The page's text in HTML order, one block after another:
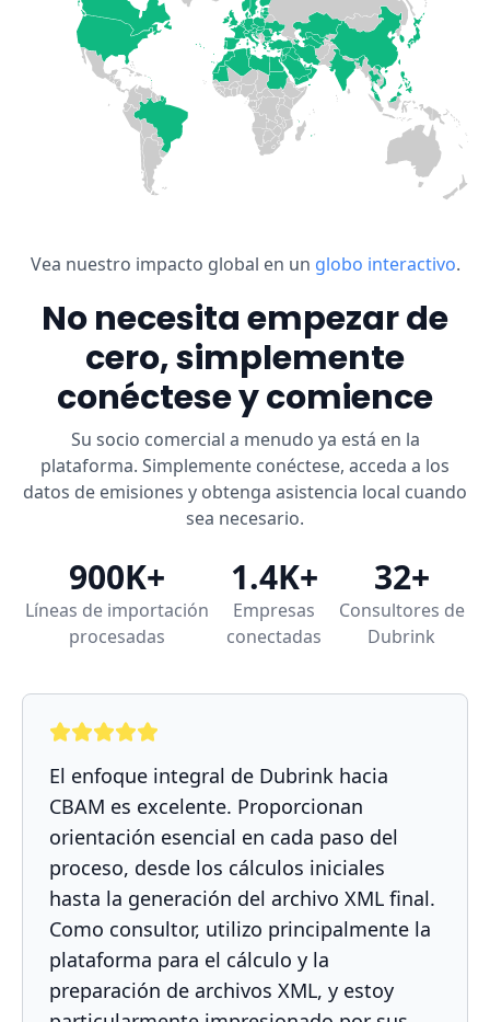
Vea nuestro impacto global en un globo interactivo.
No necesita empezar de
cero, simplemente
conéctese y comience
Su socio comercial a menudo ya está en la
plataforma. Simplemente conéctese, acceda a los
datos de emisiones y obtenga asistencia local cuando
sea necesario.
900K+
Líneas de importación
procesadas
1.4K+
Empresas
conectadas
32+
Consultores de
Dubrink
El enfoque integral de Dubrink hacia
CBAM es excelente. Proporcionan
orientación esencial en cada paso del
proceso, desde los cálculos iniciales
hasta la generación del archivo XML final.
Como consultor, utilizo principalmente la
plataforma para el cálculo y la
preparación de archivos XML, y estoy